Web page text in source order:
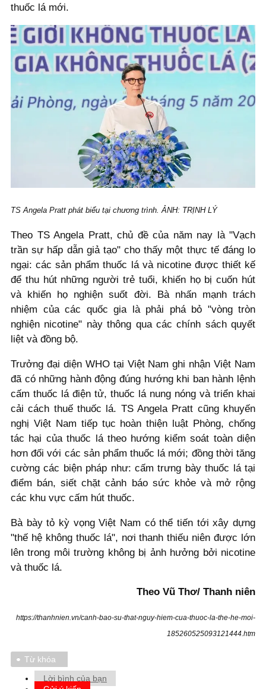
thuốc lá mới.
TS Angela Pratt phát biểu tại chương trình. ẢNH: TRỊNH LÝ
Theo TS Angela Pratt, chủ đề của năm nay là "Vạch
trần sự hấp dẫn giả tạo" cho thấy một thực tế đáng lo
ngại: các sản phẩm thuốc lá và nicotine được thiết kế
để thu hút những người trẻ tuổi, khiến họ bị cuốn hút
và khiến họ nghiện suốt đời. Bà nhấn mạnh trách
nhiệm của các quốc gia là phải phá bỏ "vòng tròn
nghiện nicotine" này thông qua các chính sách quyết
liệt và đồng bộ.
Trưởng đại diện WHO tại Việt Nam ghi nhận Việt Nam
đã có những hành động đúng hướng khi ban hành lệnh
cấm thuốc lá điện tử, thuốc lá nung nóng và triển khai
cải cách thuế thuốc lá. TS Angela Pratt cũng khuyến
nghị Việt Nam tiếp tục hoàn thiện luật Phòng, chống
tác hại của thuốc lá theo hướng kiểm soát toàn diện
hơn đối với các sản phẩm thuốc lá mới; đồng thời tăng
cường các biện pháp như: cấm trưng bày thuốc lá tại
điểm bán, siết chặt cảnh báo sức khỏe và mở rộng
các khu vực cấm hút thuốc.
Bà bày tỏ kỳ vọng Việt Nam có thể tiến tới xây dựng
"thế hệ không thuốc lá", nơi thanh thiếu niên được lớn
lên trong môi trường không bị ảnh hưởng bởi nicotine
và thuốc lá.
Theo Vũ Thơ/ Thanh niên
https://thanhnien.vn/canh-bao-su-that-nguy-hiem-cua-thuoc-la-the-he-moi-
185260525093121444.htm
Từ khóa
Lời bình của bạn